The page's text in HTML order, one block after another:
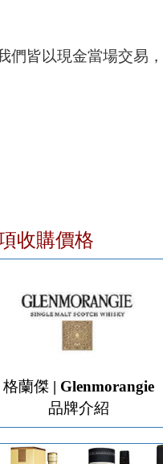
們皆以現金當場交易
收購價格
格蘭傑 | Glenmorangie
品牌介紹